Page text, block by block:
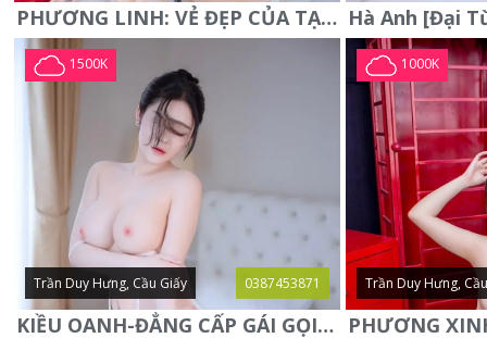
PHƯƠNG LINH: VẺ ĐẸP CỦA TẠO HÓA, XINH ĐẸP, SEXY, QUYỄN RŨ
1500K
Trần Duy Hưng, Cầu Giấy 0387453871
KIỀU OANH-ĐẲNG CẤP GÁI GỌI XINH SANG-NGOAN NGOÃN
1000K
Trần Duy Hưng,